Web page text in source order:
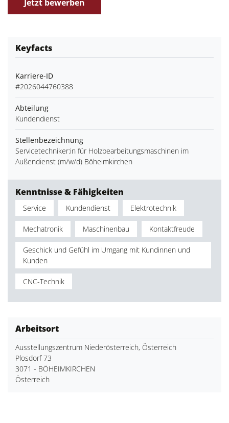
Jetzt bewerben
Keyfacts
Karriere-ID
#2026044760388
Abteilung
Kundendienst
Stellenbezeichnung
Servicetechniker:in für Holzbearbeitungsmaschinen im
Außendienst (m/w/d) Böheimkirchen
Kenntnisse & Fähigkeiten
Service Kundendienst Elektrotechnik
Mechatronik Maschinenbau Kontaktfreude
Geschick und Gefühl im Umgang mit Kundinnen und
Kunden
CNC-Technik
Arbeitsort
Ausstellungszentrum Niederösterreich, Österreich
Plosdorf 73
3071 - BÖHEIMKIRCHEN
Österreich